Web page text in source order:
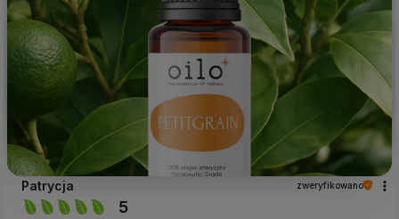
Patrycja zweryfikowano
5